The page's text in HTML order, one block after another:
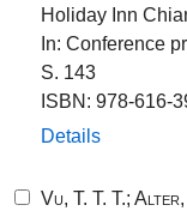
Holiday Inn
In: Conference
S. 143
ISBN: 978-616-
Details
Vu, T. T. T.; Alter,